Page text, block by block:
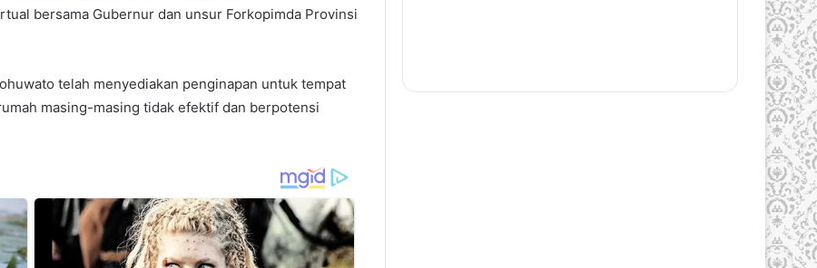
bersama Gubernur dan unsur Forkopimda Provinsi
telah menyediakan penginapan untuk tempat
masing-masing tidak efektif dan berpotensi